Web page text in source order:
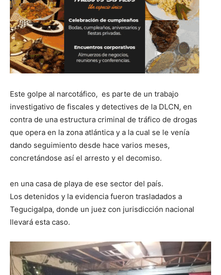
Este golpe al narcotáfico, es parte de un trabajo
investigativo de fiscales y detectives de la DLCN, en
contra de una estructura criminal de tráfico de drogas
que opera en la zona atlántica y a la cual se le venía
dando seguimiento desde hace varios meses,
concretándose así el arresto y el decomiso.
en una casa de playa de ese sector del país.
Los detenidos y la evidencia fueron trasladados a
Tegucigalpa, donde un juez con jurisdicción nacional
llevará esta caso.